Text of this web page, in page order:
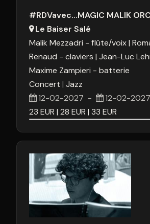
#RDVavec...MAGIC MALIK
Le Baiser Salé
Malik Mezzadri - flûte/voix
Renaud - claviers Jean-Luc
Maxime Zampieri - batterie
Concert Jazz
12-02-2027 -
12-02-2027
23 EUR 28 EUR 33 EUR